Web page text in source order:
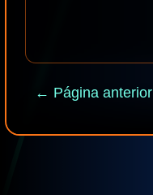
← Página anterior